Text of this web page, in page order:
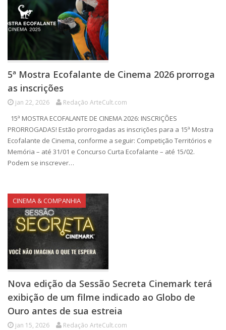
5ª Mostra Ecofalante de Cinema 2026 prorroga
as inscrições
jan 22, 2026 Redação ArteCult.com
15ª MOSTRA ECOFALANTE DE CINEMA 2026: INSCRIÇÕES
PRORROGADAS! Estão prorrogadas as inscrições para a 15ª Mostra
Ecofalante de Cinema, conforme a seguir: Competição Territórios e
Memória – até 31/01 e Concurso Curta Ecofalante – até 15/02.
Podem se inscrever…
CINEMA & COMPANHIA
Nova edição da Sessão Secreta Cinemark terá
exibição de um filme indicado ao Globo de
Ouro antes de sua estreia
jan 15, 2026 Redação ArteCult.com